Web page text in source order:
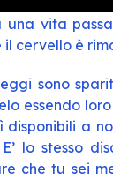
una vita
il cervello è
sono
essendo
disponibili a
E’ lo stesso
che tu sei